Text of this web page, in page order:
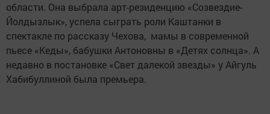
области. Она выбрала арт-резиденцию «Созвездие-
Йолдызлык», успела сыграть роли Каштанки в
спектакле по рассказу Чехова, мамы в современной
пьесе «Кеды», бабушки Антоновны в «Детях солнца». А
недавно в постановке «Свет далекой звезды» у Айгуль
Хабибуллиной была премьера.